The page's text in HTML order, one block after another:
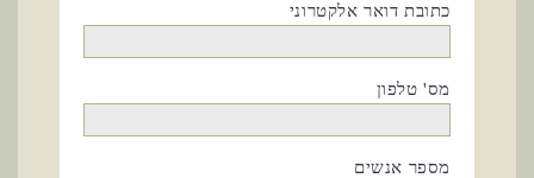
כתובת דואר אלקטרוני
מס' טלפון
מספר אנשים